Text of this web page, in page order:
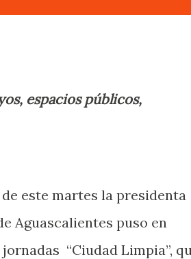
espacios públicos,
este martes la presidenta
Aguascalientes puso en
“Ciudad Limpia”,